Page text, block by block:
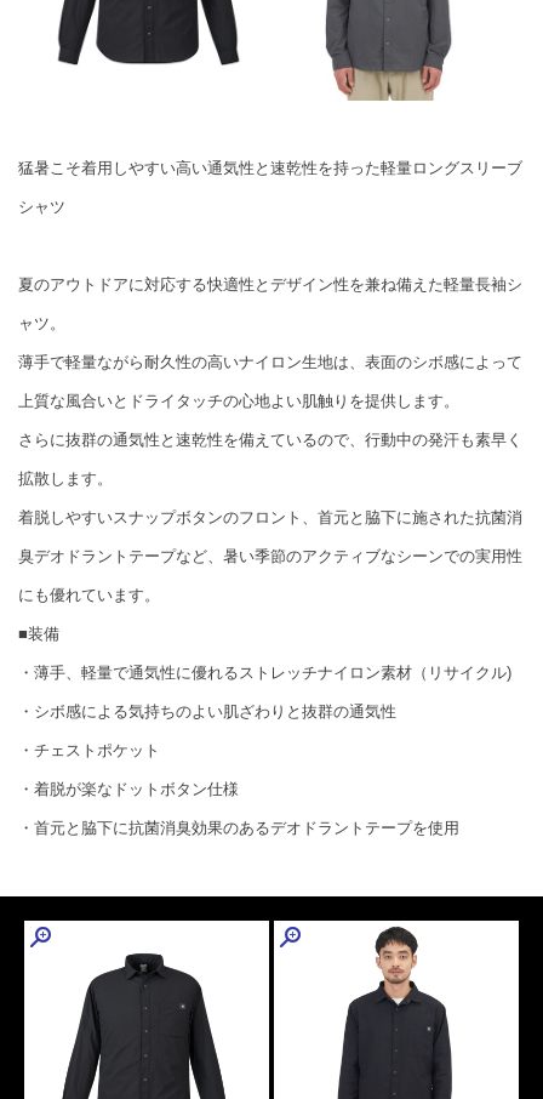
猛暑こそ着用しやすい高い通気性と速乾性を持った軽量ロングスリーブ
シャツ
夏のアウトドアに対応する快適性とデザイン性を兼ね備えた軽量長袖シ
ャツ。
薄手で軽量ながら耐久性の高いナイロン生地は、表面のシボ感によって
上質な風合いとドライタッチの心地よい肌触りを提供します。
さらに抜群の通気性と速乾性を備えているので、行動中の発汗も素早く
拡散します。
着脱しやすいスナップボタンのフロント、首元と脇下に施された抗菌消
臭デオドラントテープなど、暑い季節のアクティブなシーンでの実用性
にも優れています。
■装備
・薄手、軽量で通気性に優れるストレッチナイロン素材（リサイクル)
・シボ感による気持ちのよい肌ざわりと抜群の通気性
・チェストポケット
・着脱が楽なドットボタン仕様
・首元と脇下に抗菌消臭効果のあるデオドラントテープを使用